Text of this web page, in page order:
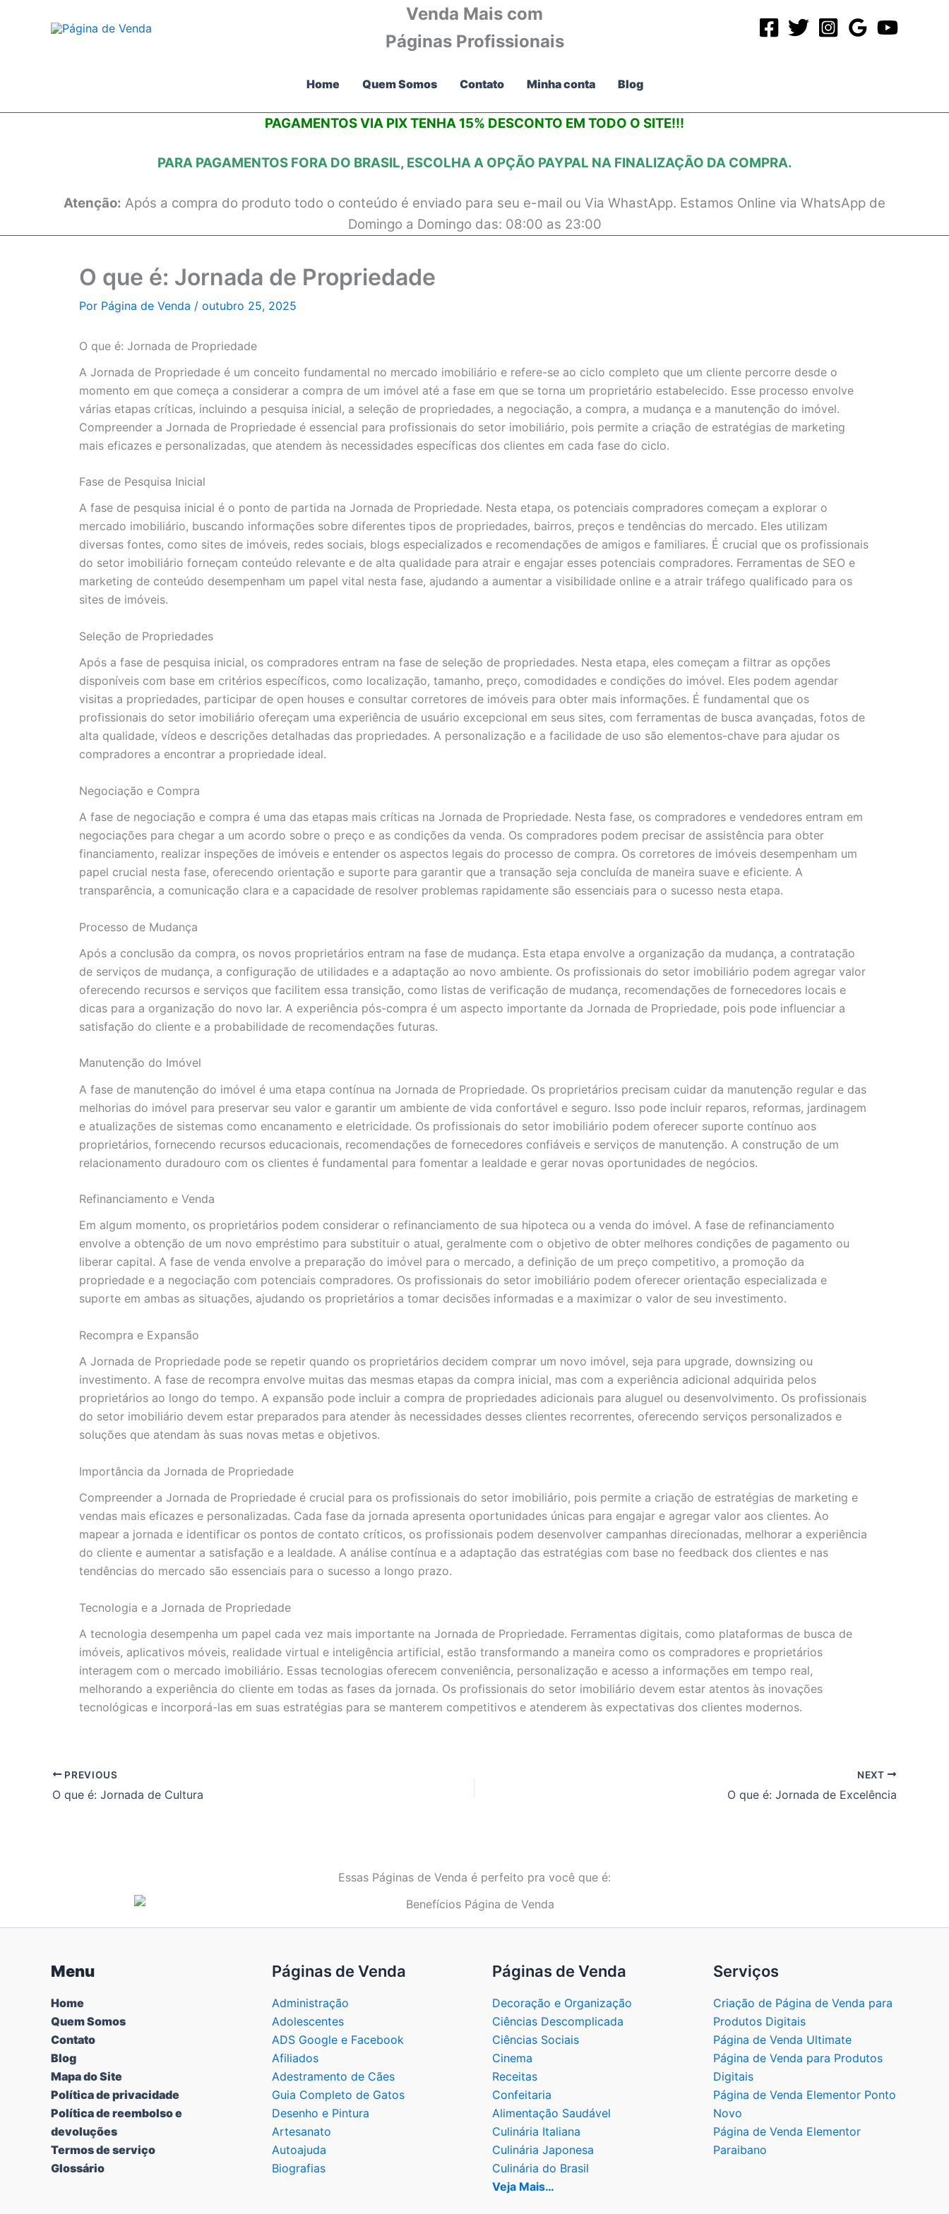
Venda Mais com
Páginas Profissionais
Home Quem Somos Contato Minha conta Blog
PAGAMENTOS VIA PIXTENHA 15% DESCONTO EM TODO O SITE!!!
PARA PAGAMENTOS FORA DO BRASIL, ESCOLHA A OPÇÃO PAYPAL NA FINALIZAÇÃO DA COMPRA.
Atenção: Após a compra do produto todo o conteúdo é enviado para seu e-mail ou Via WhastApp. Estamos Online via WhatsApp de
Domingo a Domingo das: 08:00 as 23:00
O que é: Jornada de Propriedade
Por Página de Venda / outubro 25, 2025
O que é: Jornada de Propriedade
A Jornada de Propriedade é um conceito fundamental no mercado imobiliário e refere-se ao ciclo completo que um cliente percorre desde o
momento em que começa a considerar a compra de um imóvel até a fase em que se torna um proprietário estabelecido. Esse processo envolve
várias etapas críticas, incluindo a pesquisa inicial, a seleção de propriedades, a negociação, a compra, a mudança e a manutenção do imóvel.
Compreender a Jornada de Propriedade é essencial para profissionais do setor imobiliário, pois permite a criação de estratégias de marketing
mais eficazes e personalizadas, que atendem às necessidades específicas dos clientes em cada fase do ciclo.
Fase de Pesquisa Inicial
A fase de pesquisa inicial é o ponto de partida na Jornada de Propriedade. Nesta etapa, os potenciais compradores começam a explorar o
mercado imobiliário, buscando informações sobre diferentes tipos de propriedades, bairros, preços e tendências do mercado. Eles utilizam
diversas fontes, como sites de imóveis, redes sociais, blogs especializados e recomendações de amigos e familiares. É crucial que os profissionais
do setor imobiliário forneçam conteúdo relevante e de alta qualidade para atrair e engajar esses potenciais compradores. Ferramentas de SEO e
marketing de conteúdo desempenham um papel vital nesta fase, ajudando a aumentar a visibilidade online e a atrair tráfego qualificado para os
sites de imóveis.
Seleção de Propriedades
Após a fase de pesquisa inicial, os compradores entram na fase de seleção de propriedades. Nesta etapa, eles começam a filtrar as opções
disponíveis com base em critérios específicos, como localização, tamanho, preço, comodidades e condições do imóvel. Eles podem agendar
visitas a propriedades, participar de open houses e consultar corretores de imóveis para obter mais informações. É fundamental que os
profissionais do setor imobiliário ofereçam uma experiência de usuário excepcional em seus sites, com ferramentas de busca avançadas, fotos de
alta qualidade, vídeos e descrições detalhadas das propriedades. A personalização e a facilidade de uso são elementos-chave para ajudar os
compradores a encontrar a propriedade ideal.
Negociação e Compra
A fase de negociação e compra é uma das etapas mais críticas na Jornada de Propriedade. Nesta fase, os compradores e vendedores entram em
negociações para chegar a um acordo sobre o preço e as condições da venda. Os compradores podem precisar de assistência para obter
financiamento, realizar inspeções de imóveis e entender os aspectos legais do processo de compra. Os corretores de imóveis desempenham um
papel crucial nesta fase, oferecendo orientação e suporte para garantir que a transação seja concluída de maneira suave e eficiente. A
transparência, a comunicação clara e a capacidade de resolver problemas rapidamente são essenciais para o sucesso nesta etapa.
Processo de Mudança
Após a conclusão da compra, os novos proprietários entram na fase de mudança. Esta etapa envolve a organização da mudança, a contratação
de serviços de mudança, a configuração de utilidades e a adaptação ao novo ambiente. Os profissionais do setor imobiliário podem agregar valor
oferecendo recursos e serviços que facilitem essa transição, como listas de verificação de mudança, recomendações de fornecedores locais e
dicas para a organização do novo lar. A experiência pós-compra é um aspecto importante da Jornada de Propriedade, pois pode influenciar a
satisfação do cliente e a probabilidade de recomendações futuras.
Manutenção do Imóvel
A fase de manutenção do imóvel é uma etapa contínua na Jornada de Propriedade. Os proprietários precisam cuidar da manutenção regular e das
melhorias do imóvel para preservar seu valor e garantir um ambiente de vida confortável e seguro. Isso pode incluir reparos, reformas, jardinagem
e atualizações de sistemas como encanamento e eletricidade. Os profissionais do setor imobiliário podem oferecer suporte contínuo aos
proprietários, fornecendo recursos educacionais, recomendações de fornecedores confiáveis e serviços de manutenção. A construção de um
relacionamento duradouro com os clientes é fundamental para fomentar a lealdade e gerar novas oportunidades de negócios.
Refinanciamento e Venda
Em algum momento, os proprietários podem considerar o refinanciamento de sua hipoteca ou a venda do imóvel. A fase de refinanciamento
envolve a obtenção de um novo empréstimo para substituir o atual, geralmente com o objetivo de obter melhores condições de pagamento ou
liberar capital. A fase de venda envolve a preparação do imóvel para o mercado, a definição de um preço competitivo, a promoção da
propriedade e a negociação com potenciais compradores. Os profissionais do setor imobiliário podem oferecer orientação especializada e
suporte em ambas as situações, ajudando os proprietários a tomar decisões informadas e a maximizar o valor de seu investimento.
Recompra e Expansão
A Jornada de Propriedade pode se repetir quando os proprietários decidem comprar um novo imóvel, seja para upgrade, downsizing ou
investimento. A fase de recompra envolve muitas das mesmas etapas da compra inicial, mas com a experiência adicional adquirida pelos
proprietários ao longo do tempo. A expansão pode incluir a compra de propriedades adicionais para aluguel ou desenvolvimento. Os profissionais
do setor imobiliário devem estar preparados para atender às necessidades desses clientes recorrentes, oferecendo serviços personalizados e
soluções que atendam às suas novas metas e objetivos.
Importância da Jornada de Propriedade
Compreender a Jornada de Propriedade é crucial para os profissionais do setor imobiliário, pois permite a criação de estratégias de marketing e
vendas mais eficazes e personalizadas. Cada fase da jornada apresenta oportunidades únicas para engajar e agregar valor aos clientes. Ao
mapear a jornada e identificar os pontos de contato críticos, os profissionais podem desenvolver campanhas direcionadas, melhorar a experiência
do cliente e aumentar a satisfação e a lealdade. A análise contínua e a adaptação das estratégias com base no feedback dos clientes e nas
tendências do mercado são essenciais para o sucesso a longo prazo.
Tecnologia e a Jornada de Propriedade
A tecnologia desempenha um papel cada vez mais importante na Jornada de Propriedade. Ferramentas digitais, como plataformas de busca de
imóveis, aplicativos móveis, realidade virtual e inteligência artificial, estão transformando a maneira como os compradores e proprietários
interagem com o mercado imobiliário. Essas tecnologias oferecem conveniência, personalização e acesso a informações em tempo real,
melhorando a experiência do cliente em todas as fases da jornada. Os profissionais do setor imobiliário devem estar atentos às inovações
tecnológicas e incorporá-las em suas estratégias para se manterem competitivos e atenderem às expectativas dos clientes modernos.
PREVIOUS
O que é: Jornada de Cultura
NEXT
O que é: Jornada de Excelência
Essas Páginas de Venda é perfeito pra você que é:
Menu
Home
Quem Somos
Contato
Blog
Mapa do Site
Política de privacidade
Política de reembolso e
devoluções
Termos de serviço
Glossário
Páginas de Venda
Administração
Adolescentes
ADS Google e Facebook
Afiliados
Adestramento de Cães
Guia Completo de Gatos
Desenho e Pintura
Artesanato
Autoajuda
Biografias
Páginas de Venda
Decoração e Organização
Ciências Descomplicada
Ciências Sociais
Cinema
Receitas
Confeitaria
Alimentação Saudável
Culinária Italiana
Culinária Japonesa
Culinária do Brasil
Veja Mais…
Serviços
Criação de Página de Venda para
Produtos Digitais
Página de Venda Ultimate
Página de Venda para Produtos
Digitais
Página de Venda Elementor Ponto
Novo
Página de Venda Elementor
Paraibano